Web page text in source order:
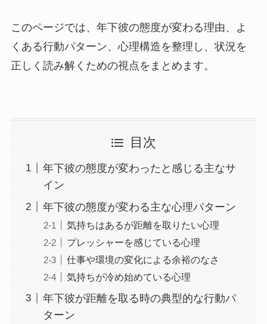
このページでは、年下彼の態度が変わる理由、よ
くある行動パターン、心理構造を整理し、状況を
正しく読み解くための視点をまとめます。
目次
年下彼の態度が変わったと感じる主なサ
イン
年下彼の態度が変わる主な心理パターン
気持ちはあるが距離を取りたい心理
プレッシャーを感じている心理
仕事や環境の変化による余裕のなさ
気持ちが冷め始めている心理
年下彼が距離を取る時の典型的な行動パ
ターン